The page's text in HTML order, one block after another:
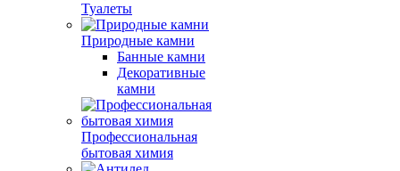
Туалеты
Природные камни
Банные камни
Декоративные
камни
Профессиональная
бытовая химия